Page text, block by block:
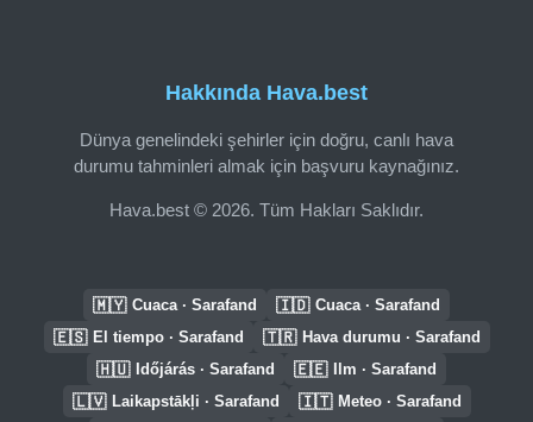
Hakkında Hava.best
Dünya genelindeki şehirler için doğru, canlı hava
durumu tahminleri almak için başvuru kaynağınız.
Hava.best © 2026. Tüm Hakları Saklıdır.
🇲🇾 Cuaca · Sarafand 🇮🇩 Cuaca · Sarafand
🇪🇸 El tiempo · Sarafand 🇹🇷 Hava durumu · Sarafand
🇭🇺 Időjárás · Sarafand 🇪🇪 Ilm · Sarafand
🇱🇻 Laikapstākļi · Sarafand 🇮🇹 Meteo · Sarafand